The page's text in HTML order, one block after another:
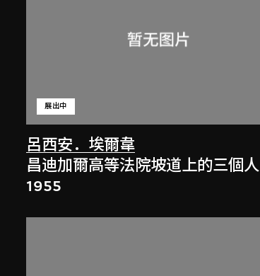
呂西安．埃爾韋
展出中
昌迪加爾高等法院坡道上的三個人
1955